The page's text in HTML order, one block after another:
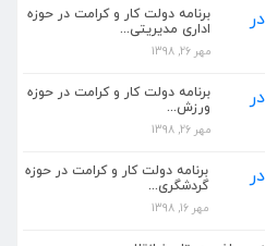
برنامه دولت کار و کرامت در حوزه
اداری مدیریتی...
مهر 26, 1398
برنامه دولت کار و کرامت در حوزه
ورزش...
مهر 26, 1398
برنامه دولت کار و کرامت در حوزه
گردشگری...
مهر 16, 1398
مدیریتی...